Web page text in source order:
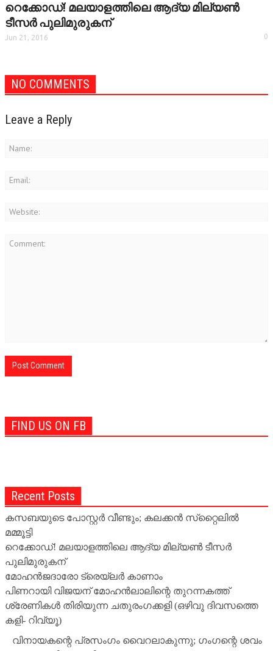
റെക്കോഡ്! മലയാളത്തിലെ ആദ്യ മില്യണ്‍
ടീസര്‍ പുലിമുരുകന്
Jun 21, 2016 0
NO COMMENTS
Leave a Reply
FIND US ON FB
Recent Posts
കസബയുടെ പോസ്റ്റര്‍ വീണ്ടും; കലക്കന്‍ സ്‌റ്റൈലില്‍
മമ്മൂട്ടി
റെക്കോഡ്! മലയാളത്തിലെ ആദ്യ മില്യണ്‍ ടീസര്‍
പുലിമുരുകന്
മോഹന്‍ജദാരോ ട്രെയ്‌ലര്‍ കാണാം
പിണറായി വിജയന് മോഹന്‍ലാലിന്റെ തുറന്നകത്ത്
ശ്രേണികള്‍ തിരിയുന്ന ചതുരംഗക്കളി (ഒഴിവു ദിവസത്തെ
കളി- റിവ്യൂ)
വിനായകന്റെ പ്രസംഗം വൈറലാകുന്നു; ഗംഗന്റെ ശവം